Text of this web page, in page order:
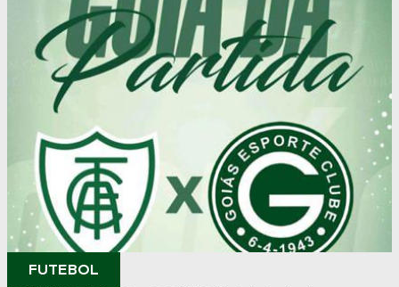
FUTEBOL